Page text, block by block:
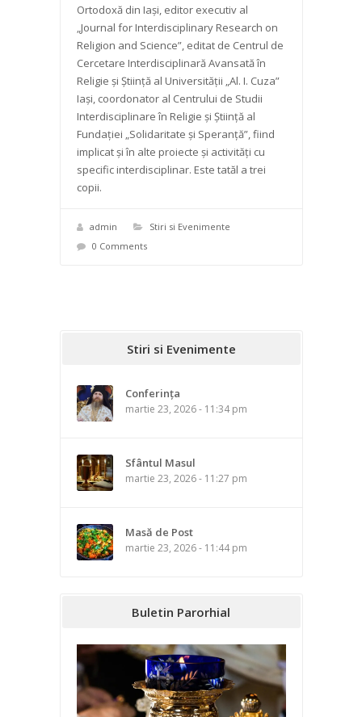
Ortodoxă din Iaşi, editor executiv al
„Journal for Interdisciplinary Research on
Religion and Science”, editat de Centrul de
Cercetare Interdisciplinară Avansată în
Religie şi Ştiinţă al Universităţii „Al. I. Cuza”
Iaşi, coordonator al Centrului de Studii
Interdisciplinare în Religie şi Ştiinţă al
Fundaţiei „Solidaritate şi Speranţă”, fiind
implicat şi în alte proiecte şi activităţi cu
specific interdisciplinar. Este tatăl a trei
copii.
admin
Stiri si Evenimente
0 Comments
Stiri si Evenimente
Conferința
martie 23, 2026 - 11:34 pm
Sfântul Masul
martie 23, 2026 - 11:27 pm
Masă de Post
martie 23, 2026 - 11:44 pm
Buletin Parorhial